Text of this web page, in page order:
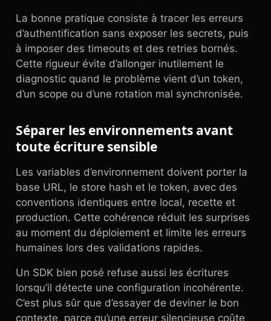
La bonne pratique consiste à tracer les erreurs
d’authentification sans exposer les secrets, puis
à imposer des timeouts et des retries bornés.
Cette rigueur évite d’allonger inutilement le
diagnostic quand le problème vient d’un token,
d’un scope ou d’une rotation mal synchronisée.
Séparer les environnements avant
toute écriture sensible
Les variables d’environnement doivent porter la
base URL, le store hash et le token, avec des
conventions identiques entre local, recette et
production. Cette cohérence réduit les surprises
au moment du déploiement et limite les erreurs
humaines lors des validations rapides.
Un SDK bien posé refuse aussi les écritures
lorsqu’il détecte une configuration incohérente.
C’est plus sûr que d’essayer de deviner le bon
contexte, parce qu’une erreur silencieuse coûte